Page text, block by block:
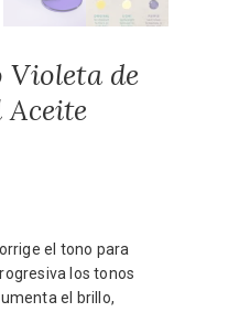
de
el tono para
los tonos
el brillo,